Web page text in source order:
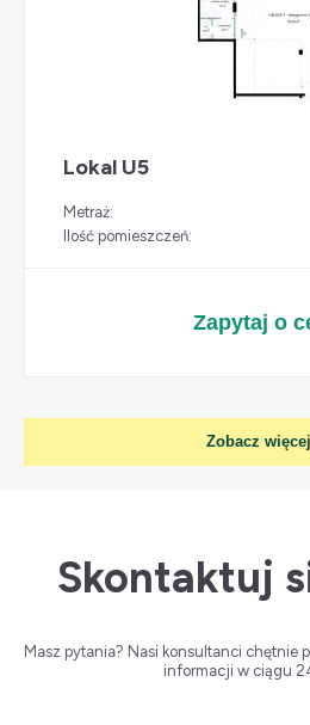
Lokal U5
Metraż:
Ilość pomieszczeń:
Zapytaj o
Zobacz więcej
Skontaktuj
Masz pytania? Nasi konsultanci chętnie
informacji w ciągu